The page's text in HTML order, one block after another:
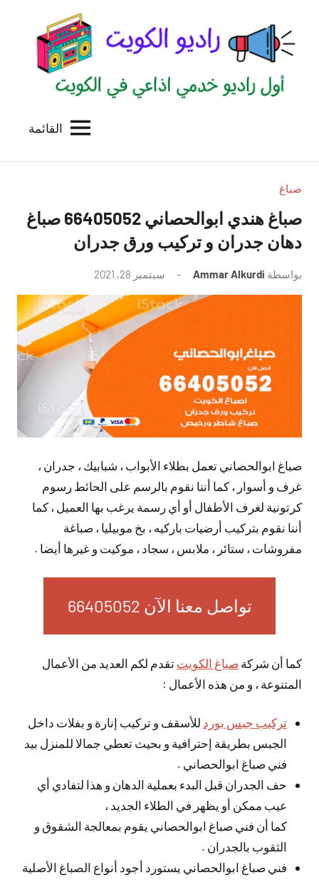
المحتوى
الكويت
للاعلانات
بالكويت
القائمة
صباغ
صباغ هندي ابوالحصاني 66405052 صباغ
دهان جدران و تركيب ورق جدران
بواسطة Ammar Alkurdi سبتمبر 28, 2021
توجد
تعليقات
صباغ ابوالحصاني تعمل بطلاء الأبواب ، شبابيك ، جدران ،
غرف و أسوار ، كما أننا نقوم بالرسم على الحائط رسوم
كرتونية لغرف الأطفال أو أي رسمة يرغب بها العميل ، كما
أننا نقوم بتركيب أرضيات باركيه ، بخ موبيليا ، صباغة
مفروشات ، ستائر ، ملابس ، سجاد ، موكيت و غيرها أيضا .
تواصل معنا الآن 66405052
كما أن شركة صباغ الكويت تقدم لكم العديد من الأعمال
المتنوعة ، و من هذه الأعمال :
تركيب جبس بورد للأسقف و تركيب إنارة و بفلات داخل
الجبس بطريقة إحترافية و بحيث تعطي جمالا للمنزل بيد
فني صباغ ابوالحصاني .
حف الجدران قبل البدء بعملية الدهان و هذا لتفادي أي
عيب ممكن أو يظهر في الطلاء الجديد ،
كما أن فني صباغ ابوالحصاني يقوم بمعالجة الشقوق و
الثقوب بالجدران .
فني صباغ ابوالحصاني يستورد أجود أنواع الصباغ الأصلية